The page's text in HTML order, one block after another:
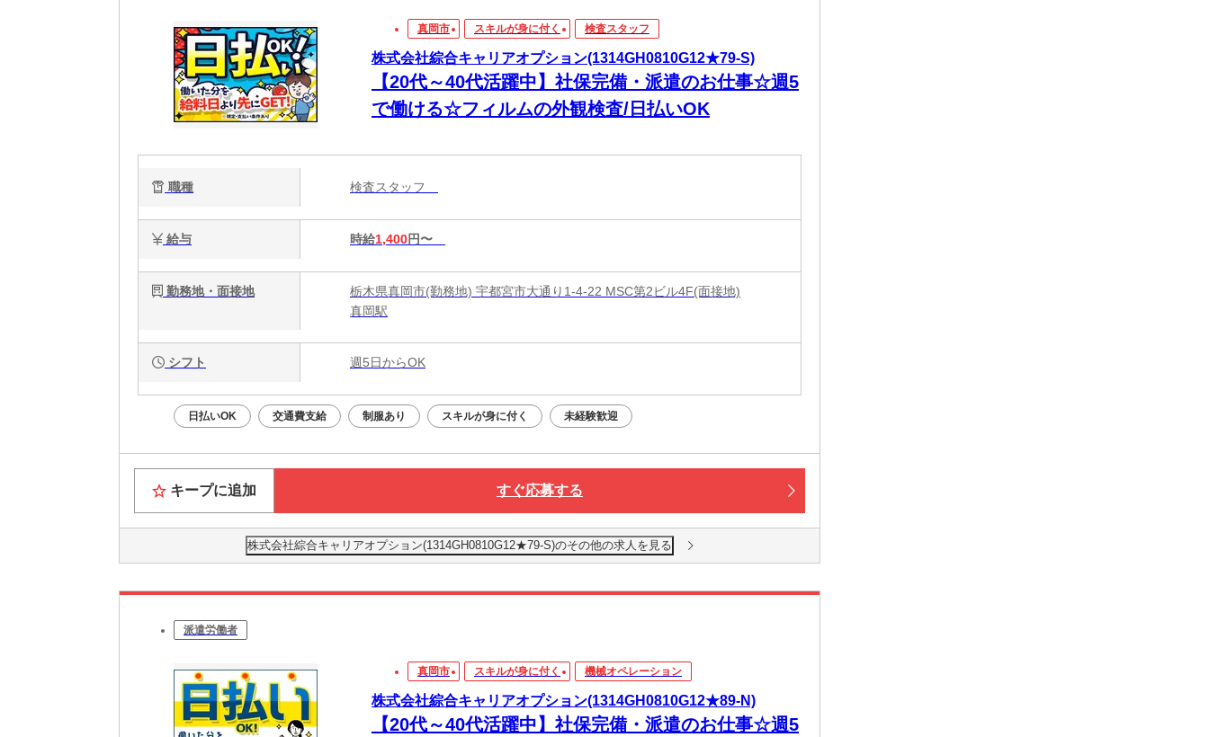
真岡市 スキルが身に付く 検査スタッフ
株式会社綜合キャリアオプション(1314GH0810G12★79-S)
【20代～40代活躍中】社保完備・派遣のお仕事☆週5
で働ける☆フィルムの外観検査/日払いOK
職種 検査スタッフ
給与 時給1,400円〜
勤務地・面接地
栃木県真岡市(勤務地) 宇都宮市大通り1-4-22 MSC第2ビル4F(面接地)
真岡駅
シフト 週5日からOK
日払いOK 交通費支給 制服あり スキルが身に付く 未経験歓迎
キープに追加 すぐ応募する
株式会社綜合キャリアオプション(1314GH0810G12★79-S)のその他の求人を見る
派遣労働者
真岡市 スキルが身に付く 機械オペレーション
株式会社綜合キャリアオプション(1314GH0810G12★89-N)
【20代～40代活躍中】社保完備・派遣のお仕事☆週5